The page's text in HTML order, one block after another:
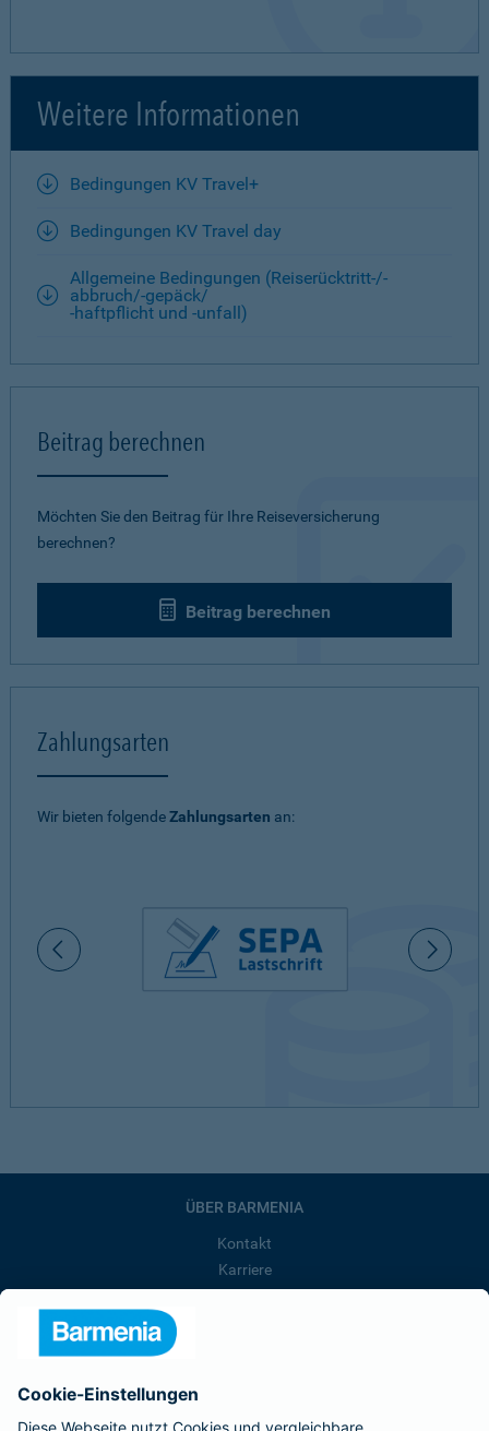
Weitere Informationen
Bedingungen KV Travel+
Bedingungen KV Travel day
Allgemeine Bedingungen (Reiserücktritt-/-
abbruch/-gepäck/
-haftpflicht und -unfall)
Beitrag berechnen
Möchten Sie den Beitrag für Ihre Reiseversicherung
berechnen?
Beitrag berechnen
Zahlungsarten
Wir bieten folgendeZahlungsarten an:
ÜBER BARMENIA
Kontakt
Karriere
Presse
Barmenia ist Teil der BarmeniaGothaer